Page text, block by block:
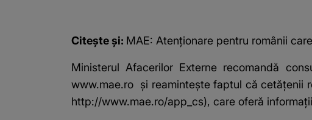
Citește și: MAE: Atenționare pentru românii
Ministerul Afacerilor Externe recomandă
www.mae.ro şi reaminteşte faptul că cetăţenii
http://www.mae.ro/app_cs), care oferă